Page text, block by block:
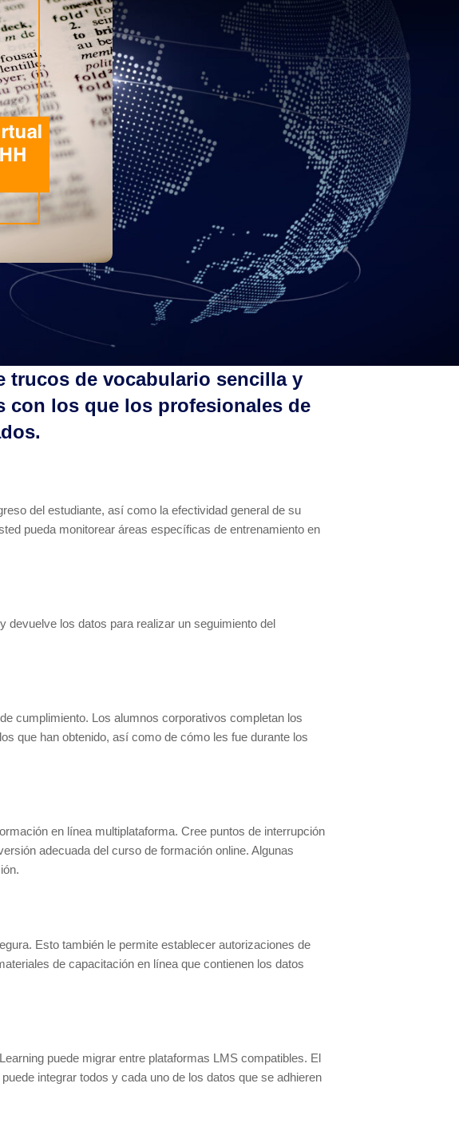
de capacitación virtual. De
Especialmente cuando es el
y se enfrenta a una miríada de
trucos de vocabulario sencilla y
con los que los profesionales de
del estudiante, así como la efectividad general de su
pueda monitorear áreas específicas de entrenamiento en
devuelve los datos para realizar un seguimiento del
cumplimiento. Los alumnos corporativos completan los
que han obtenido, así como de cómo les fue durante los
en línea multiplataforma. Cree puntos de interrupción
adecuada del curso de formación online. Algunas
Esto también le permite establecer autorizaciones de
de capacitación en línea que contienen los datos
puede migrar entre plataformas LMS compatibles. El
integrar todos y cada uno de los datos que se adhieren